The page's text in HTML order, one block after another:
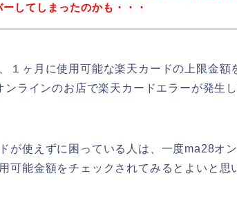
ーしてしまったのかも・・・
１ヶ月に使用可能な楽天カードの上限金額
ンラインのお店で楽天カードエラーが発生
が使えずに困っている人は、一度ma28オ
可能金額をチェックされてみるとよいと思